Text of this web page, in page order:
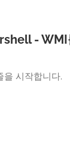
- WMI
시작합니다.